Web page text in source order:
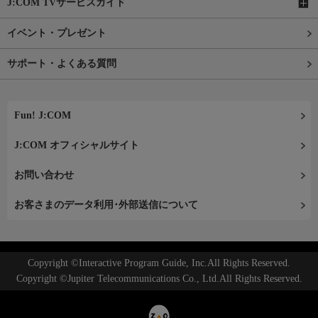
J:COM TVサービスガイド
イベント・プレゼント
サポート・よくある質問
Fun! J:COM
J:COM オフィシャルサイト
お問い合わせ
お客さまのデータ利用･外部送信について
Copyright ©Interactive Program Guide, Inc.All Rights Reserved.
Copyright ©Jupiter Telecommunications Co., Ltd.All Rights Reserved.